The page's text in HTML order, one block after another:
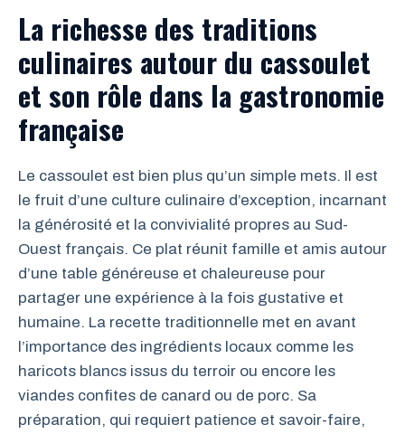
La richesse des traditions
culinaires autour du cassoulet
et son rôle dans la gastronomie
française
Le cassoulet est bien plus qu’un simple mets. Il est
le fruit d’une culture culinaire d’exception, incarnant
la générosité et la convivialité propres au Sud-
Ouest français. Ce plat réunit famille et amis autour
d’une table généreuse et chaleureuse pour
partager une expérience à la fois gustative et
humaine. La recette traditionnelle met en avant
l’importance des ingrédients locaux comme les
haricots blancs issus du terroir ou encore les
viandes confites de canard ou de porc. Sa
préparation, qui requiert patience et savoir-faire,